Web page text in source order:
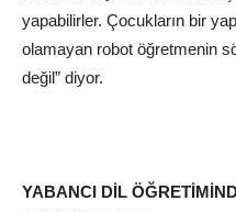
yapabilirler. Çocukların bir
olamayan robot öğretmenin
değil” diyor.
YABANCI DİL